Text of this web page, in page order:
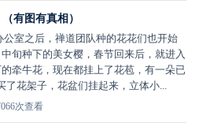
有图有真相）
室之后，禅道团队种的花花们也开始
旬种下的美女樱，春节回来后，就进入
牵牛花，现在都挂上了花苞，有一朵已
了花架子，花盆们挂起来，立体小...
次查看